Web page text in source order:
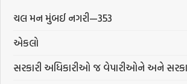
ચલ મન મુંબઈ નગરી—353
એકલો
સરકારી અધિકારીઓ જ વેપારીઓને અને